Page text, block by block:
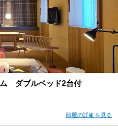
ダブルベッド2台付
部屋の詳細を見る